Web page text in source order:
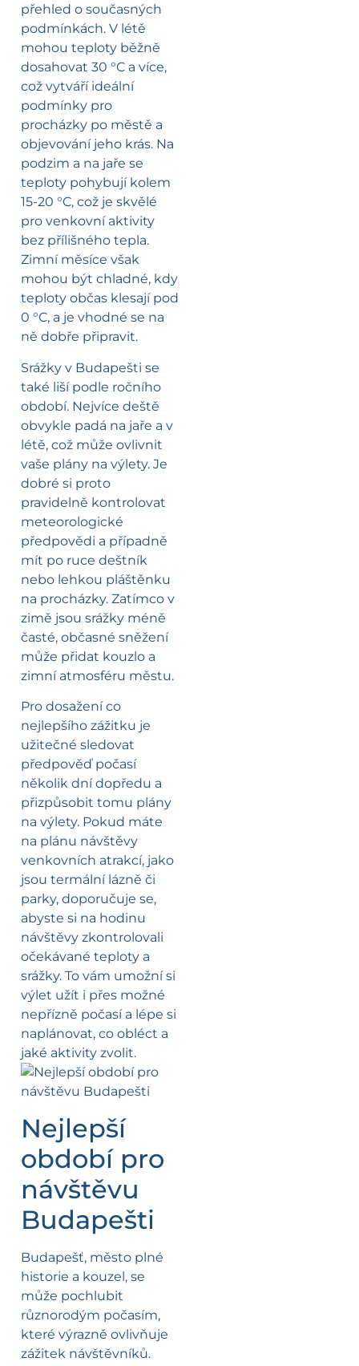
přehled o současných
podmínkách. V létě
mohou teploty běžně
dosahovat 30 °C a více,
což vytváří ideální
podmínky pro
procházky po městě a
objevování jeho krás. Na
podzim a na jaře se
teploty pohybují kolem
15-20 °C, což je skvělé
pro venkovní aktivity
bez přílišného tepla.
Zimní měsíce však
mohou být chladné, kdy
teploty občas klesají pod
0 °C, a je vhodné se na
ně dobře připravit.
Srážky v Budapešti se
také liší podle ročního
období. Nejvíce deště
obvykle padá na jaře a v
létě, což může ovlivnit
vaše plány na výlety. Je
dobré si proto
pravidelně kontrolovat
meteorologické
předpovědi a případně
mít po ruce deštník
nebo lehkou pláštěnku
na procházky. Zatímco v
zimě jsou srážky méně
časté, občasné sněžení
může přidat kouzlo a
zimní atmosféru městu.
Pro dosažení co
nejlepšího zážitku je
užitečné sledovat
předpověď počasí
několik dní dopředu a
přizpůsobit tomu plány
na výlety. Pokud máte
na plánu návštěvy
venkovních atrakcí, jako
jsou termální lázně či
parky, doporučuje se,
abyste si na hodinu
návštěvy zkontrolovali
očekávané teploty a
srážky. To vám umožní si
výlet užít i přes možné
nepřízně počasí a lépe si
naplánovat, co obléct a
jaké aktivity zvolit.
Nejlepší
období pro
návštěvu
Budapešti
Budapešť, město plné
historie a kouzel, se
může pochlubit
různorodým počasím,
které výrazně ovlivňuje
zážitek návštěvníků.